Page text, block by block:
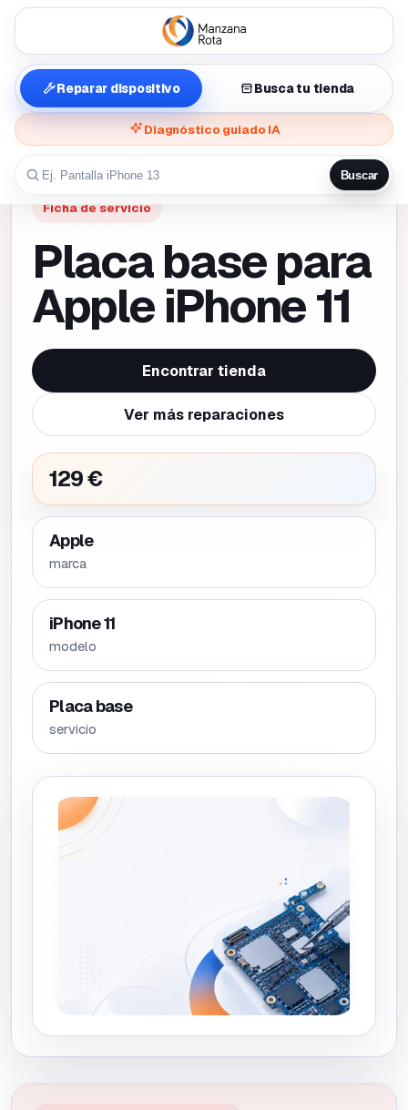
Reparar dispositivo Busca tu tienda
Diagnóstico guiado IA
Buscar
Ficha de servicio
Placa base para
Apple iPhone 11
Encontrar tienda
Ver más reparaciones
129 €
Apple
marca
iPhone 11
modelo
Placa base
servicio